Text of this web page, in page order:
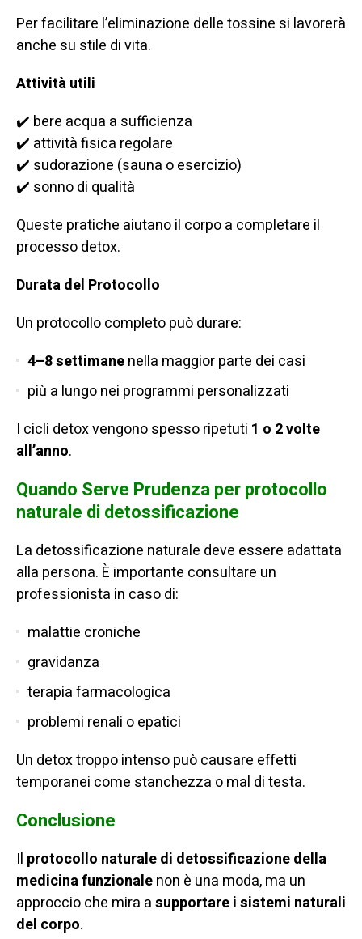
Per facilitare l’eliminazione delle tossine si lavorerà
anche su stile di vita.
Attività utili
✔️ bere acqua a sufficienza
✔️ attività fisica regolare
✔️ sudorazione (sauna o esercizio)
✔️ sonno di qualità
Queste pratiche aiutano il corpo a completare il
processo detox.
Durata del Protocollo
Un protocollo completo può durare:
4–8 settimanenella maggior parte dei casi
più a lungo nei programmi personalizzati
I cicli detox vengono spesso ripetuti 1 o 2 volte
all’anno.
Quando Serve Prudenza per protocollo
naturale di detossificazione
La detossificazione naturale deve essere adattata
alla persona. È importante consultare un
professionista in caso di:
malattie croniche
gravidanza
terapia farmacologica
problemi renali o epatici
Un detox troppo intenso può causare effetti
temporanei come stanchezza o mal di testa.
Conclusione
Il protocollo naturale di detossificazione della
medicina funzionalenon è una moda, ma un
approccio che mira asupportare i sistemi naturali
del corpo.